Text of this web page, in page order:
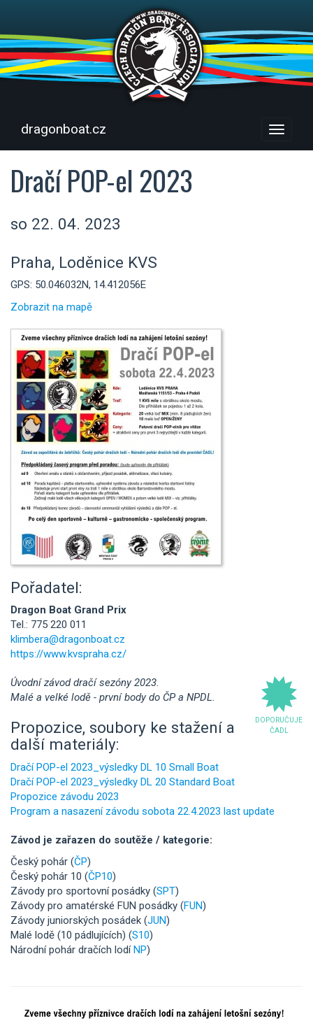
Menu
dragonboat.cz
Dračí POP-el 2023
so 22. 04. 2023
Praha, Loděnice KVS
GPS: 50.046032N, 14.412056E
Zobrazit na mapě
Pořadatel:
Dragon Boat Grand Prix
Tel.: 775 220 011
klimbera@dragonboat.cz
https://www.kvspraha.cz/
DOPORUČUJE
ČADL
Úvodní závod dračí sezóny 2023.
Malé a velké lodě - první body do ČP a NPDL.
Propozice, soubory ke stažení a
další materiály:
Dračí POP-el 2023_výsledky DL 10 Small Boat
Dračí POP-el 2023_výsledky DL 20 Standard Boat
Propozice závodu 2023
Program a nasazení závodu sobota 22.4.2023 last update
Závod je zařazen do soutěže / kategorie:
Český pohár (ČP)
Český pohár 10 (ČP10)
Závody pro sportovní posádky (SPT)
Závody pro amatérské FUN posádky (FUN)
Závody juniorských posádek (JUN)
Malé lodě (10 pádlujících) (S10)
Národní pohár dračích lodíNP)